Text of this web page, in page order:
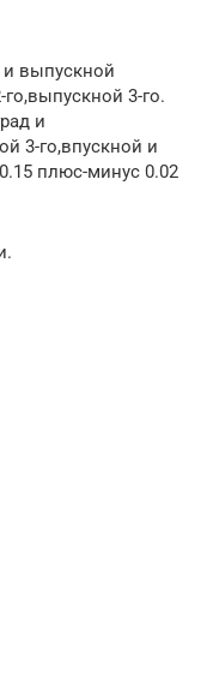
и выпускной
3-го.
и
3-го,впускной и
плюс-минус 0.02